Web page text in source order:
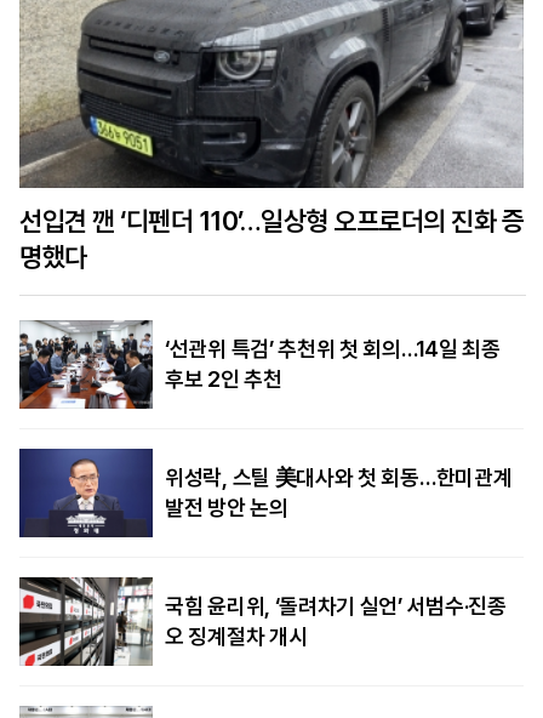
선입견 깬 ‘디펜더 110’…일상형 오프로더의 진화 증
명했다
‘선관위 특검’ 추천위 첫 회의…14일 최종
후보 2인 추천
위성락, 스틸 美대사와 첫 회동…한미관계
발전 방안 논의
국힘 윤리위, ‘돌려차기 실언’ 서범수·진종
오 징계절차 개시